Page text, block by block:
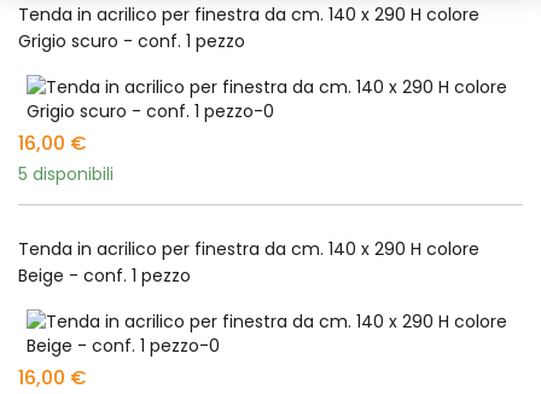
Tenda in acrilico per finestra da cm. 140 x 290 H colore
Grigio scuro - conf. 1 pezzo
16,00 €
5 disponibili
Tenda in acrilico per finestra da cm. 140 x 290 H colore
Beige - conf. 1 pezzo
16,00 €